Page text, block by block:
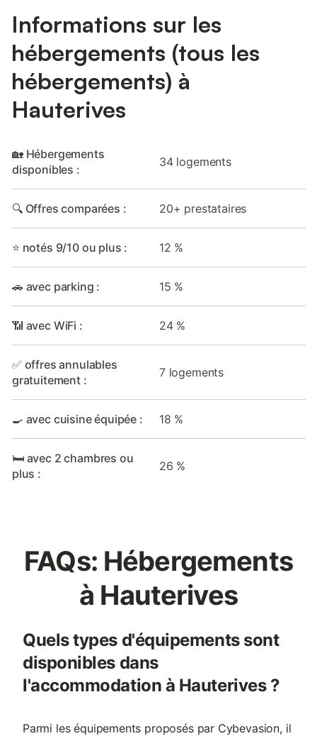
Informations sur les
hébergements (tous les
hébergements) à
Hauterives
🏡 Hébergements
disponibles :
34 logements
🔍 Offres comparées : 20+ prestataires
⭐ notés 9/10 ou plus : 12 %
🚗 avec parking : 15 %
📶 avec WiFi : 24 %
✅ offres annulables
gratuitement :
7 logements
🍳 avec cuisine équipée : 18 %
🛏️ avec 2 chambres ou
plus :
26 %
FAQs: Hébergements
à Hauterives
Quels types d'équipements sont
disponibles dans
l'accommodation à Hauterives ?
Parmi les équipements proposés par Cybevasion, il